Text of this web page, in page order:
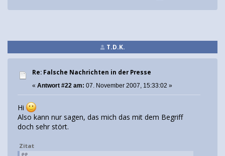
T.D.K.
Re: Falsche Nachrichten in der Presse
« Antwort #22 am: 07. November 2007, 15:33:02 »
Hi
Also kann nur sagen, das mich das mit dem Begriff
doch sehr stört.
Zitat